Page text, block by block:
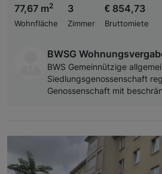
77,67 m2
Wohnfläche
3
Zimmer
€ 854,73
Bruttomiete
BWSG
BWS Gemeinnützige
Siedlungsgenossenschaft
Genossenschaft mit